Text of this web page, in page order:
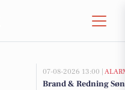
07-08-2026 13:00 |
Brand & Redning